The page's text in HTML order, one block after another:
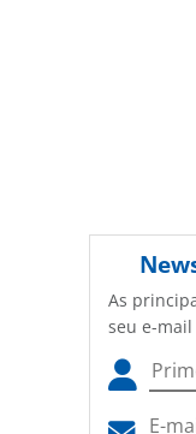
As
seu e-mail